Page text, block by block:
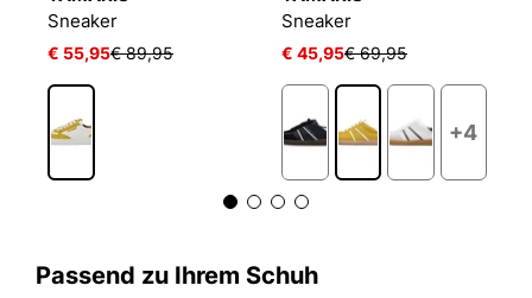
Sneaker
€ 55,95€ 89,95
Sneaker
€ 45,95€ 69,95
+4
Passend zu Ihrem Schuh